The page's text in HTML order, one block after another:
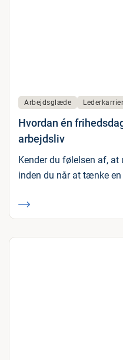
Arbejdsglæde
Hvordan én
arbejdsliv
Kender du følelsen af, at
inden du når at tænke en